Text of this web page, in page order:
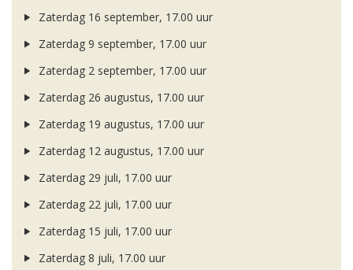
Zaterdag 16 september, 17.00 uur
Zaterdag 9 september, 17.00 uur
Zaterdag 2 september, 17.00 uur
Zaterdag 26 augustus, 17.00 uur
Zaterdag 19 augustus, 17.00 uur
Zaterdag 12 augustus, 17.00 uur
Zaterdag 29 juli, 17.00 uur
Zaterdag 22 juli, 17.00 uur
Zaterdag 15 juli, 17.00 uur
Zaterdag 8 juli, 17.00 uur